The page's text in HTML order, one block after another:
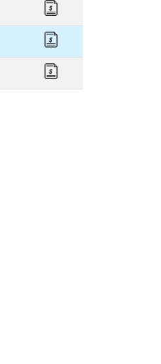
Cotizar HAMILTON
Cotizar HAMILTON
Cotizar HAMILTON